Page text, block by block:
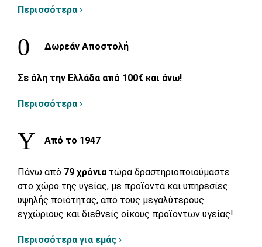
Περισσότερα ›
Δωρεάν Αποστολή
Σε όλη την Ελλάδα από 100€ και άνω!
Περισσότερα ›
Από το 1947
Πάνω από 79 χρόνια τώρα δραστηριοποιούμαστε
στο χώρο της υγείας, με προϊόντα και υπηρεσίες
υψηλής ποιότητας, από τους μεγαλύτερους
εγχώριους και διεθνείς οίκους προϊόντων υγείας!
Περισσότερα για εμάς ›